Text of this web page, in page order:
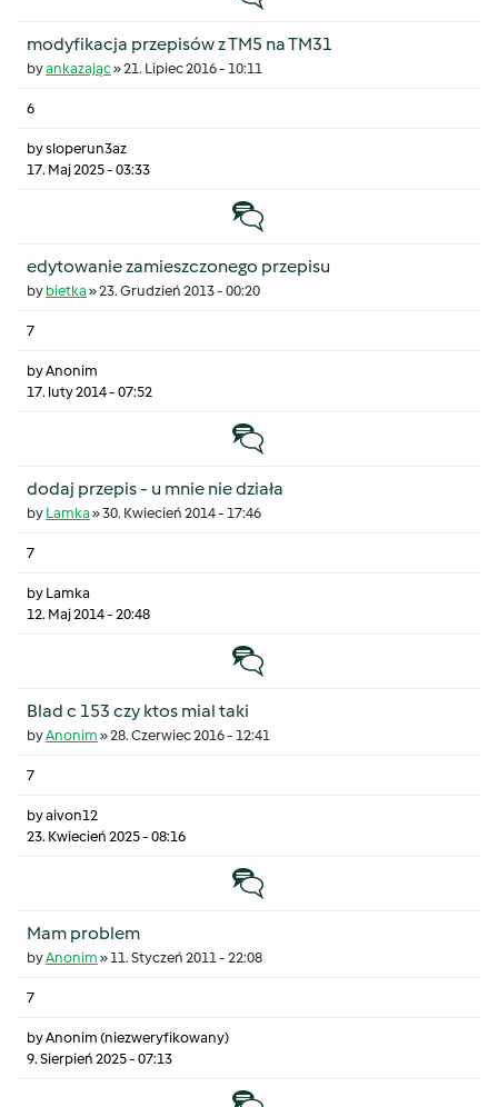
modyfikacja przepisów z TM5 na TM31
byankazając»21. Lipiec 2016 - 10:11
6
bysloperun3az
17. Maj 2025 - 03:33
Temat zwyczajny
edytowanie zamieszczonego przepisu
by bietka »23. Grudzień 2013 - 00:20
7
byAnonim
17. luty 2014 - 07:52
Temat zwyczajny
dodaj przepis - u mnie nie działa
by Lamka »30. Kwiecień 2014 - 17:46
7
by Lamka
12. Maj 2014 - 20:48
Temat zwyczajny
Blad c 153 czy ktos mial taki
byAnonim »28. Czerwiec 2016 - 12:41
7
byaivon12
23. Kwiecień 2025 - 08:16
Temat zwyczajny
Mam problem
byAnonim »11. Styczeń 2011 - 22:08
7
byAnonim (niezweryfikowany)
9. Sierpień 2025 - 07:13
Temat zwyczajny